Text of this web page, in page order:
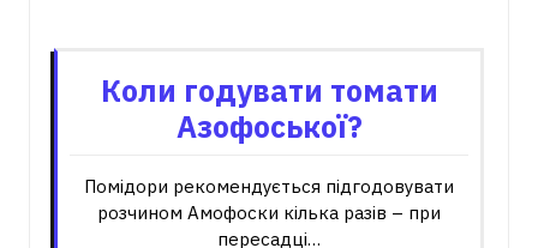
Коли годувати томати
Азофоської?
Помідори рекомендується підгодовувати
розчином Амофоски кілька разів – при
пересадці…